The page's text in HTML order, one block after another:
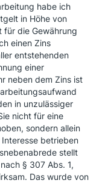
habe ich
in Höhe von
für die Gewährung
einen Zins
entstehenden
einer
neben dem Zins ist
in unzulässiger
nicht für eine
sondern allein
betrieben
stellt
§ 307 Abs. 1,
Das wurde von